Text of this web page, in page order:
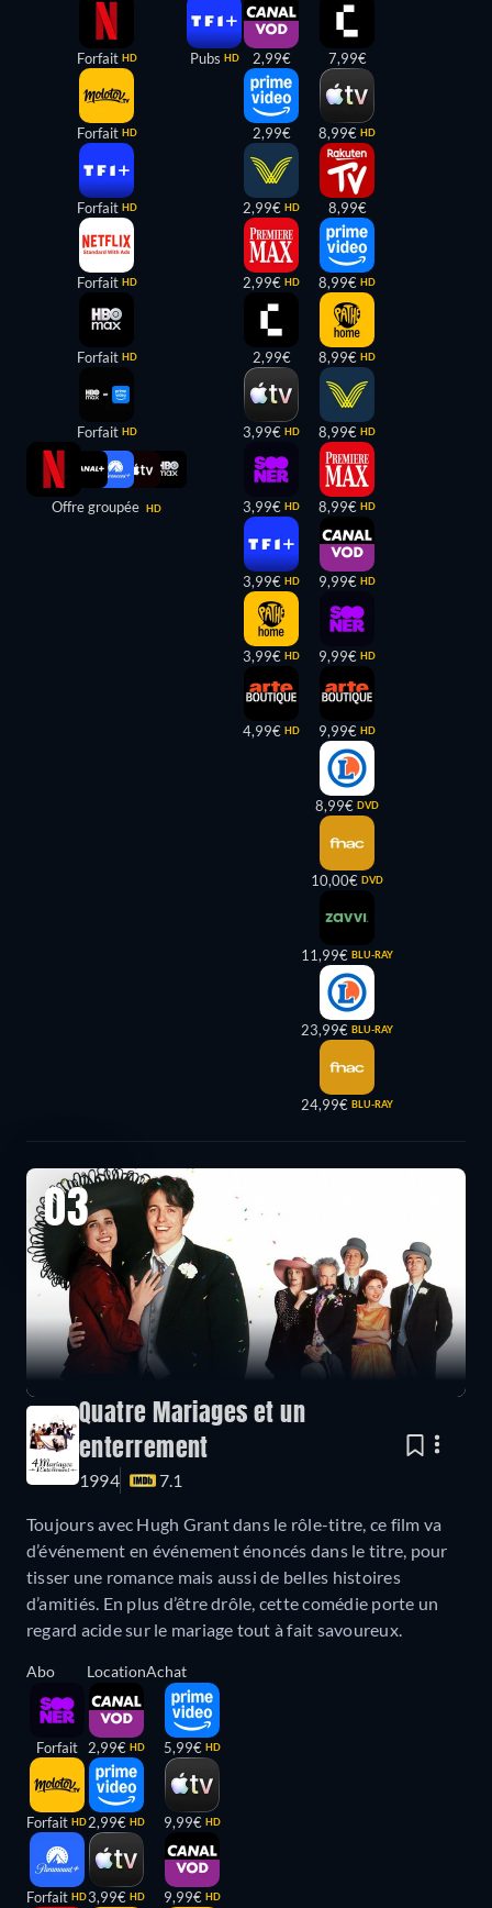
Forfait HD
Forfait HD
Forfait HD
Forfait HD
Forfait HD
Forfait HD
Offre groupée HD
Pubs HD 2,99€
2,99€
2,99€ HD
2,99€ HD
2,99€
3,99€ HD
3,99€ HD
3,99€ HD
3,99€ HD
4,99€ HD
7,99€
8,99€ HD
8,99€
8,99€ HD
8,99€ HD
8,99€ HD
8,99€ HD
9,99€ HD
9,99€ HD
9,99€ HD
8,99€ DVD
10,00€ DVD
11,99€ BLU-RAY
23,99€ BLU-RAY
24,99€ BLU-RAY
03
Quatre Mariages et un
enterrement
1994 7.1
Toujours avec Hugh Grant dans le rôle-titre, ce film va
d’événement en événement énoncés dans le titre, pour
tisser une romance mais aussi de belles histoires
d’amitiés. En plus d’être drôle, cette comédie porte un
regard acide sur le mariage tout à fait savoureux.
Abo
Forfait
Forfait HD
Forfait HD
Location
2,99€ HD
2,99€ HD
3,99€ HD
Achat
5,99€ HD
9,99€ HD
9,99€ HD